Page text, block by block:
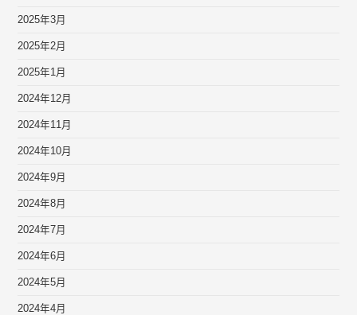
2025年3月
2025年2月
2025年1月
2024年12月
2024年11月
2024年10月
2024年9月
2024年8月
2024年7月
2024年6月
2024年5月
2024年4月